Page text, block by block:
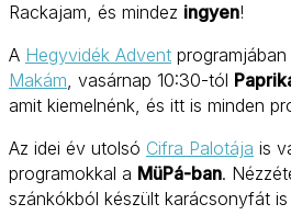
Rackajam, és mindez ingyen!
A Hegyvidék Advent
Makám, vasárnap 10:30-tól
amit kiemelnénk, és itt is minden
Az idei év utolsó Cifra Palotája is
programokkal a MüPá-ban.
szánkókból készült karácsonyfát